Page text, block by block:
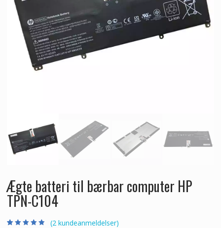
Ægte batteri til bærbar computer HP
TPN-C104
(2 kundeanmeldelser)